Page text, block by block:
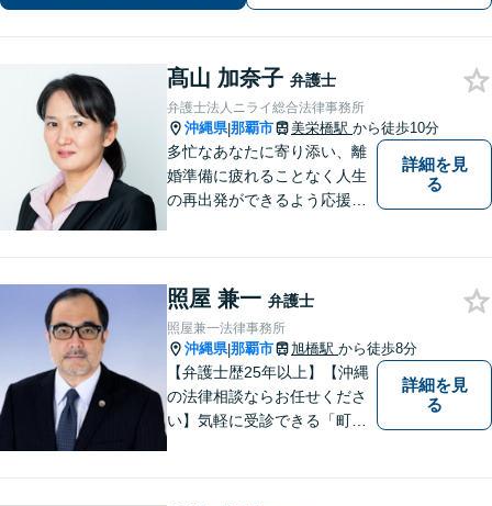
すので、お気軽にお問い合わせくださ
い。
髙山 加奈子 弁護士
弁護士法人ニライ総合法律事務所
沖縄県|那覇市 美栄橋駅 から徒歩10分
多忙なあなたに寄り添い、離
婚準備に疲れることなく人生
の再出発ができるよう応援し
詳細を見
る
照屋 兼一 弁護士
照屋兼一法律事務所
沖縄県|那覇市 旭橋駅 から徒歩8分
【弁護士歴25年以上】【沖縄
の法律相談ならお任せくださ
い】気軽に受診できる「町医
詳細を見
る